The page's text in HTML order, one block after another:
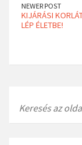
NEWER POST
KIJÁRÁSI
LÉP ÉLETBE!